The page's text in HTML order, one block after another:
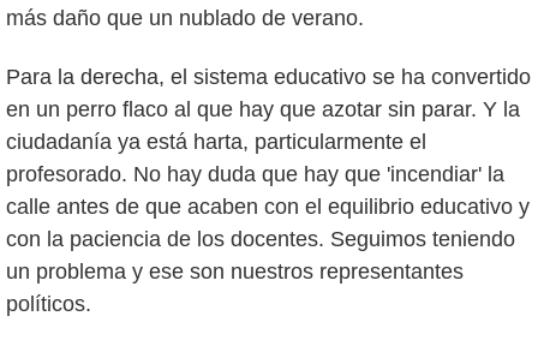
más daño que un nublado de verano.
Para la derecha, el sistema educativo se ha convertido
en un perro flaco al que hay que azotar sin parar. Y la
ciudadanía ya está harta, particularmente el
profesorado. No hay duda que hay que 'incendiar' la
calle antes de que acaben con el equilibrio educativo y
con la paciencia de los docentes. Seguimos teniendo
un problema y ese son nuestros representantes
políticos.